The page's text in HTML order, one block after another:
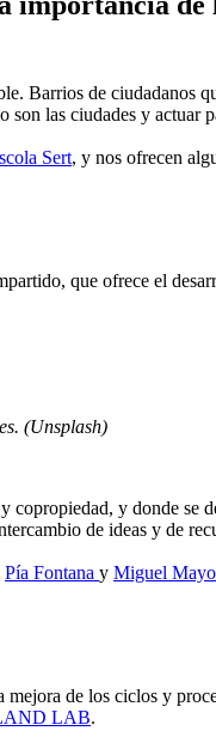
Barrios de ciudadanos
las ciudades y actuar
Sert, y nos ofrecen
que ofrece el
(Unsplash)
y donde se
de ideas y de
Pía Fontana y Miguel
mejora de los ciclos y
LAB.